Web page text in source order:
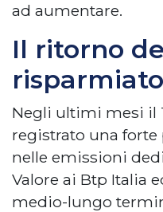
ad aumentare.
Il ritorno
Negli ultimi mesi il
registrato una
nelle emissioni
Valore ai Btp Italia
medio-lungo